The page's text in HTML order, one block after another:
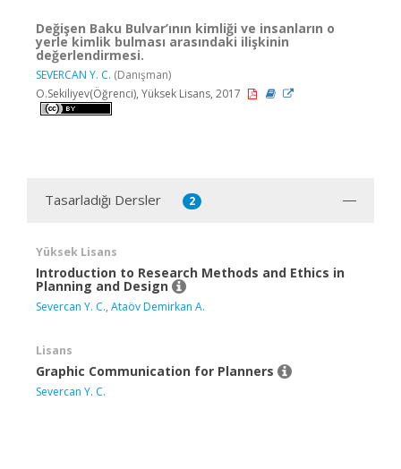
Değişen Baku Bulvar’ının kimliği ve insanların o
yerle kimlik bulması arasındaki ilişkinin
değerlendirmesi.
SEVERCAN Y. C. (Danışman)
O.Sekiliyev(Öğrenci), Yüksek Lisans, 2017
Tasarladığı Dersler 2
Yüksek Lisans
Introduction to Research Methods and Ethics in
Planning and Design
Severcan Y. C., Ataöv Demirkan A.
Lisans
Graphic Communication for Planners
Severcan Y. C.